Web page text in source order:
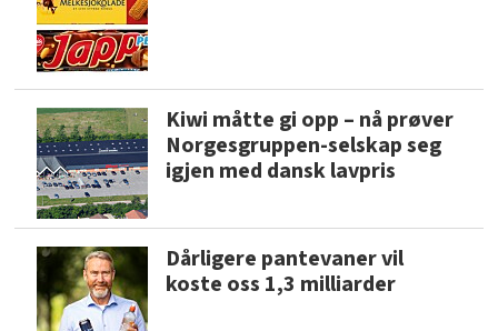
Kiwi måtte gi opp – nå prøver
Norgesgruppen-selskap seg
igjen med dansk lavpris
Dårligere pantevaner vil
koste oss 1,3 milliarder